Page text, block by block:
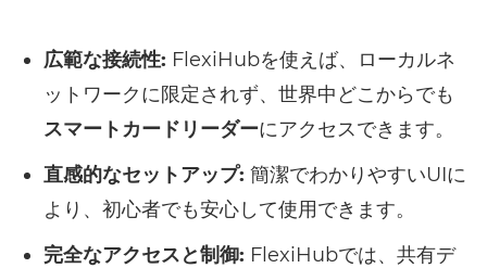
広範な接続性: FlexiHubを使えば、ローカルネ
ットワークに限定されず、世界中どこからでも
スマートカードリーダーにアクセスできます。
直感的なセットアップ: 簡潔でわかりやすいUIに
より、初心者でも安心して使用できます。
完全なアクセスと制御: FlexiHubでは、共有デ